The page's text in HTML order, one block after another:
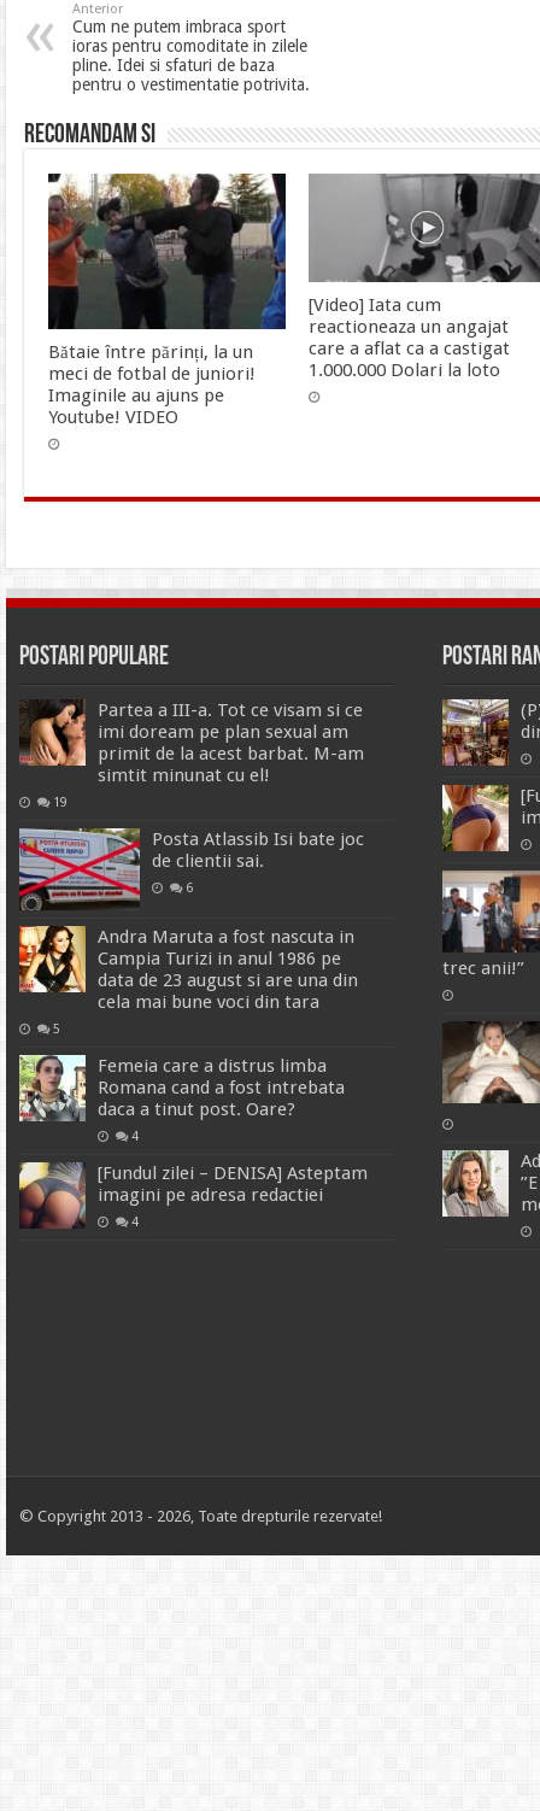
Anterior
Cum ne putem imbraca sport
ioras pentru comoditate in zilele
pline. Idei si sfaturi de baza
pentru o vestimentatie potrivita.
Recomandam si
Bătaie între părinți, la un
meci de fotbal de juniori!
Imaginile au ajuns pe
Youtube! VIDEO
[Video] Iata cum
reactioneaza un angajat
care a aflat ca a castigat
1.000.000 Dolari la loto
Postari Populare
Partea a III-a. Tot ce visam si ce
imi doream pe plan sexual am
primit de la acest barbat. M-am
simtit minunat cu el!
19
Posta Atlassib Isi bate joc
de clientii sai.
6
Andra Maruta a fost nascuta in
Campia Turizi in anul 1986 pe
data de 23 august si are una din
cela mai bune voci din tara
5
Femeia care a distrus limba
Romana cand a fost intrebata
daca a tinut post. Oare?
4
[Fundul zilei – DENISA] Asteptam
imagini pe adresa redactiei
4
Postari
trec anii!”
© Copyright 2013 - 2026, Toate drepturile rezervate!